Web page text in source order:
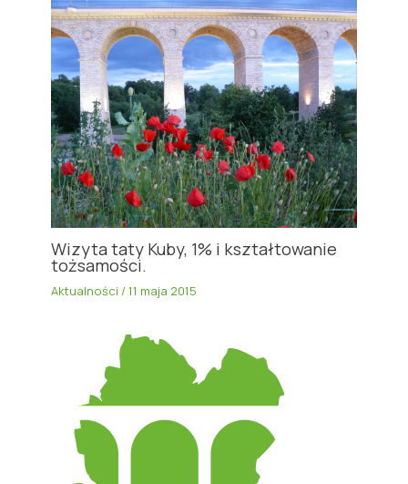
Wizyta taty Kuby, 1% i kształtowanie
tożsamości.
Aktualności /11 maja 2015